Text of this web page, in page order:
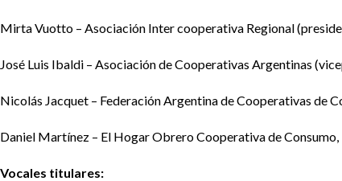
Mirta Vuotto – Asociación Inter cooperativa Regional
José Luis Ibaldi – Asociación de Cooperativas Argentinas
Nicolás Jacquet – Federación Argentina de Cooperativas de
Daniel Martínez – El Hogar Obrero Cooperativa de
Vocales titulares: